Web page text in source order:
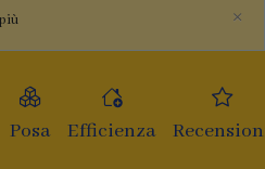
×
Posa Efficienza